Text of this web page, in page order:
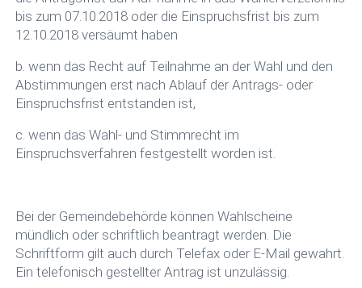
bis zum 07.10.2018 oder die Einspruchsfrist bis zum
12.10.2018 versäumt haben
b. wenn das Recht auf Teilnahme an der Wahl und den
Abstimmungen erst nach Ablauf der Antrags- oder
Einspruchsfrist entstanden ist,
c. wenn das Wahl- und Stimmrecht im
Einspruchsverfahren festgestellt worden ist.
Bei der Gemeindebehörde können Wahlscheine
mündlich oder schriftlich beantragt werden. Die
Schriftform gilt auch durch Telefax oder E-Mail gewahrt.
Ein telefonisch gestellter Antrag ist unzulässig.